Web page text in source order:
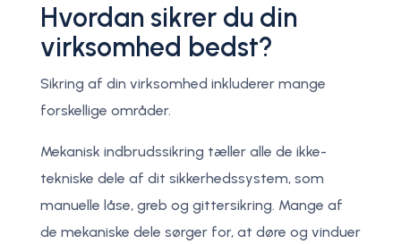
Hvordan sikrer du din
virksomhed bedst?
Sikring af din virksomhed inkluderer mange
forskellige områder.
Mekanisk indbrudssikring tæller alle de ikke-
tekniske dele af dit sikkerhedssystem, som
manuelle låse, greb og gittersikring. Mange af
de mekaniske dele sørger for, at døre og vinduer